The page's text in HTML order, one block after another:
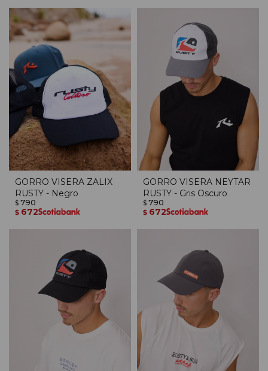
GORRO VISERA ZALIX
RUSTY - Negro
$ 790
$ 672
GORRO VISERA NEYTAR
RUSTY - Gris Oscuro
$ 790
$ 672